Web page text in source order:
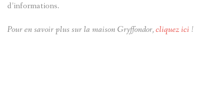
d’informations.
Pour en savoir plus sur la maison Gryffondor,cliquez ici !